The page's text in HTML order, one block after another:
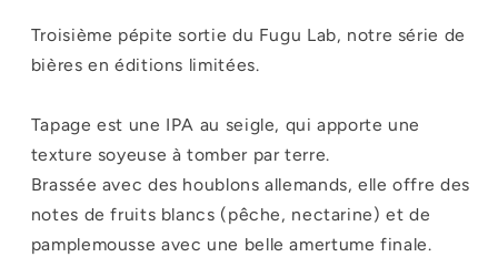
Troisième pépite sortie du Fugu Lab, notre série de
bières en éditions limitées.
Tapage est une IPA au seigle, qui apporte une
texture soyeuse à tomber par terre.
Brassée avec des houblons allemands, elle offre des
notes de fruits blancs (pêche, nectarine) et de
pamplemousse avec une belle amertume finale.